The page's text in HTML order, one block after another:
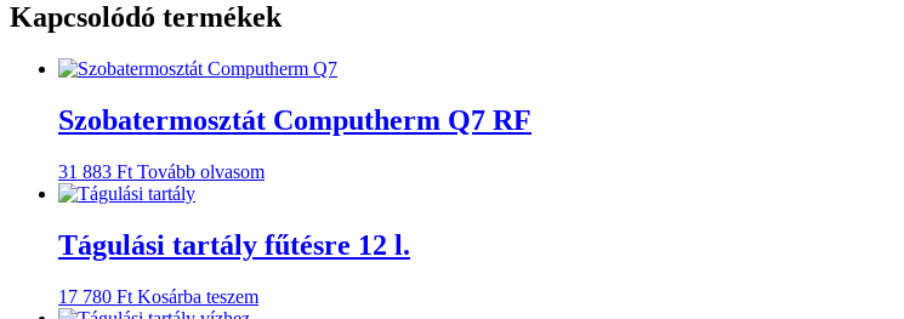
Kapcsolódó termékek
Szobatermosztát Computherm Q7 RF
31 883 Ft Tovább olvasom
Tágulási tartály fűtésre 12 l.
17 780 Ft Kosárba teszem